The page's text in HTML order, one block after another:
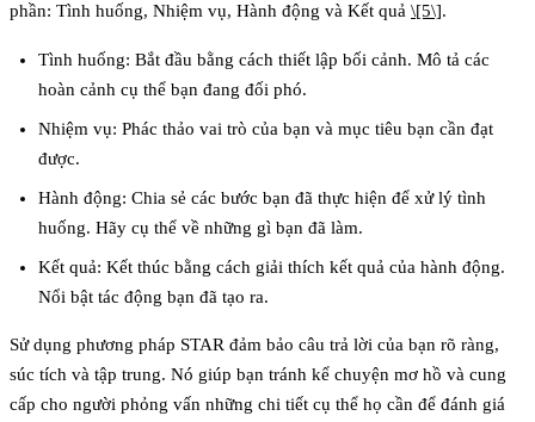
phần: Tình huống, Nhiệm vụ, Hành động và Kết quả \[5\].
Tình huống: Bắt đầu bằng cách thiết lập bối cảnh. Mô tả các
hoàn cảnh cụ thể bạn đang đối phó.
Nhiệm vụ: Phác thảo vai trò của bạn và mục tiêu bạn cần đạt
được.
Hành động: Chia sẻ các bước bạn đã thực hiện để xử lý tình
huống. Hãy cụ thể về những gì bạn đã làm.
Kết quả: Kết thúc bằng cách giải thích kết quả của hành động.
Nổi bật tác động bạn đã tạo ra.
Sử dụng phương pháp STAR đảm bảo câu trả lời của bạn rõ ràng,
súc tích và tập trung. Nó giúp bạn tránh kể chuyện mơ hồ và cung
cấp cho người phỏng vấn những chi tiết cụ thể họ cần để đánh giá